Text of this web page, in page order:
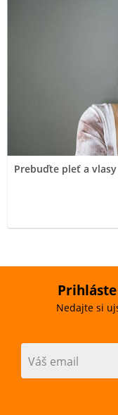
Prebuďte pleť a
Nedajte si
Váš email